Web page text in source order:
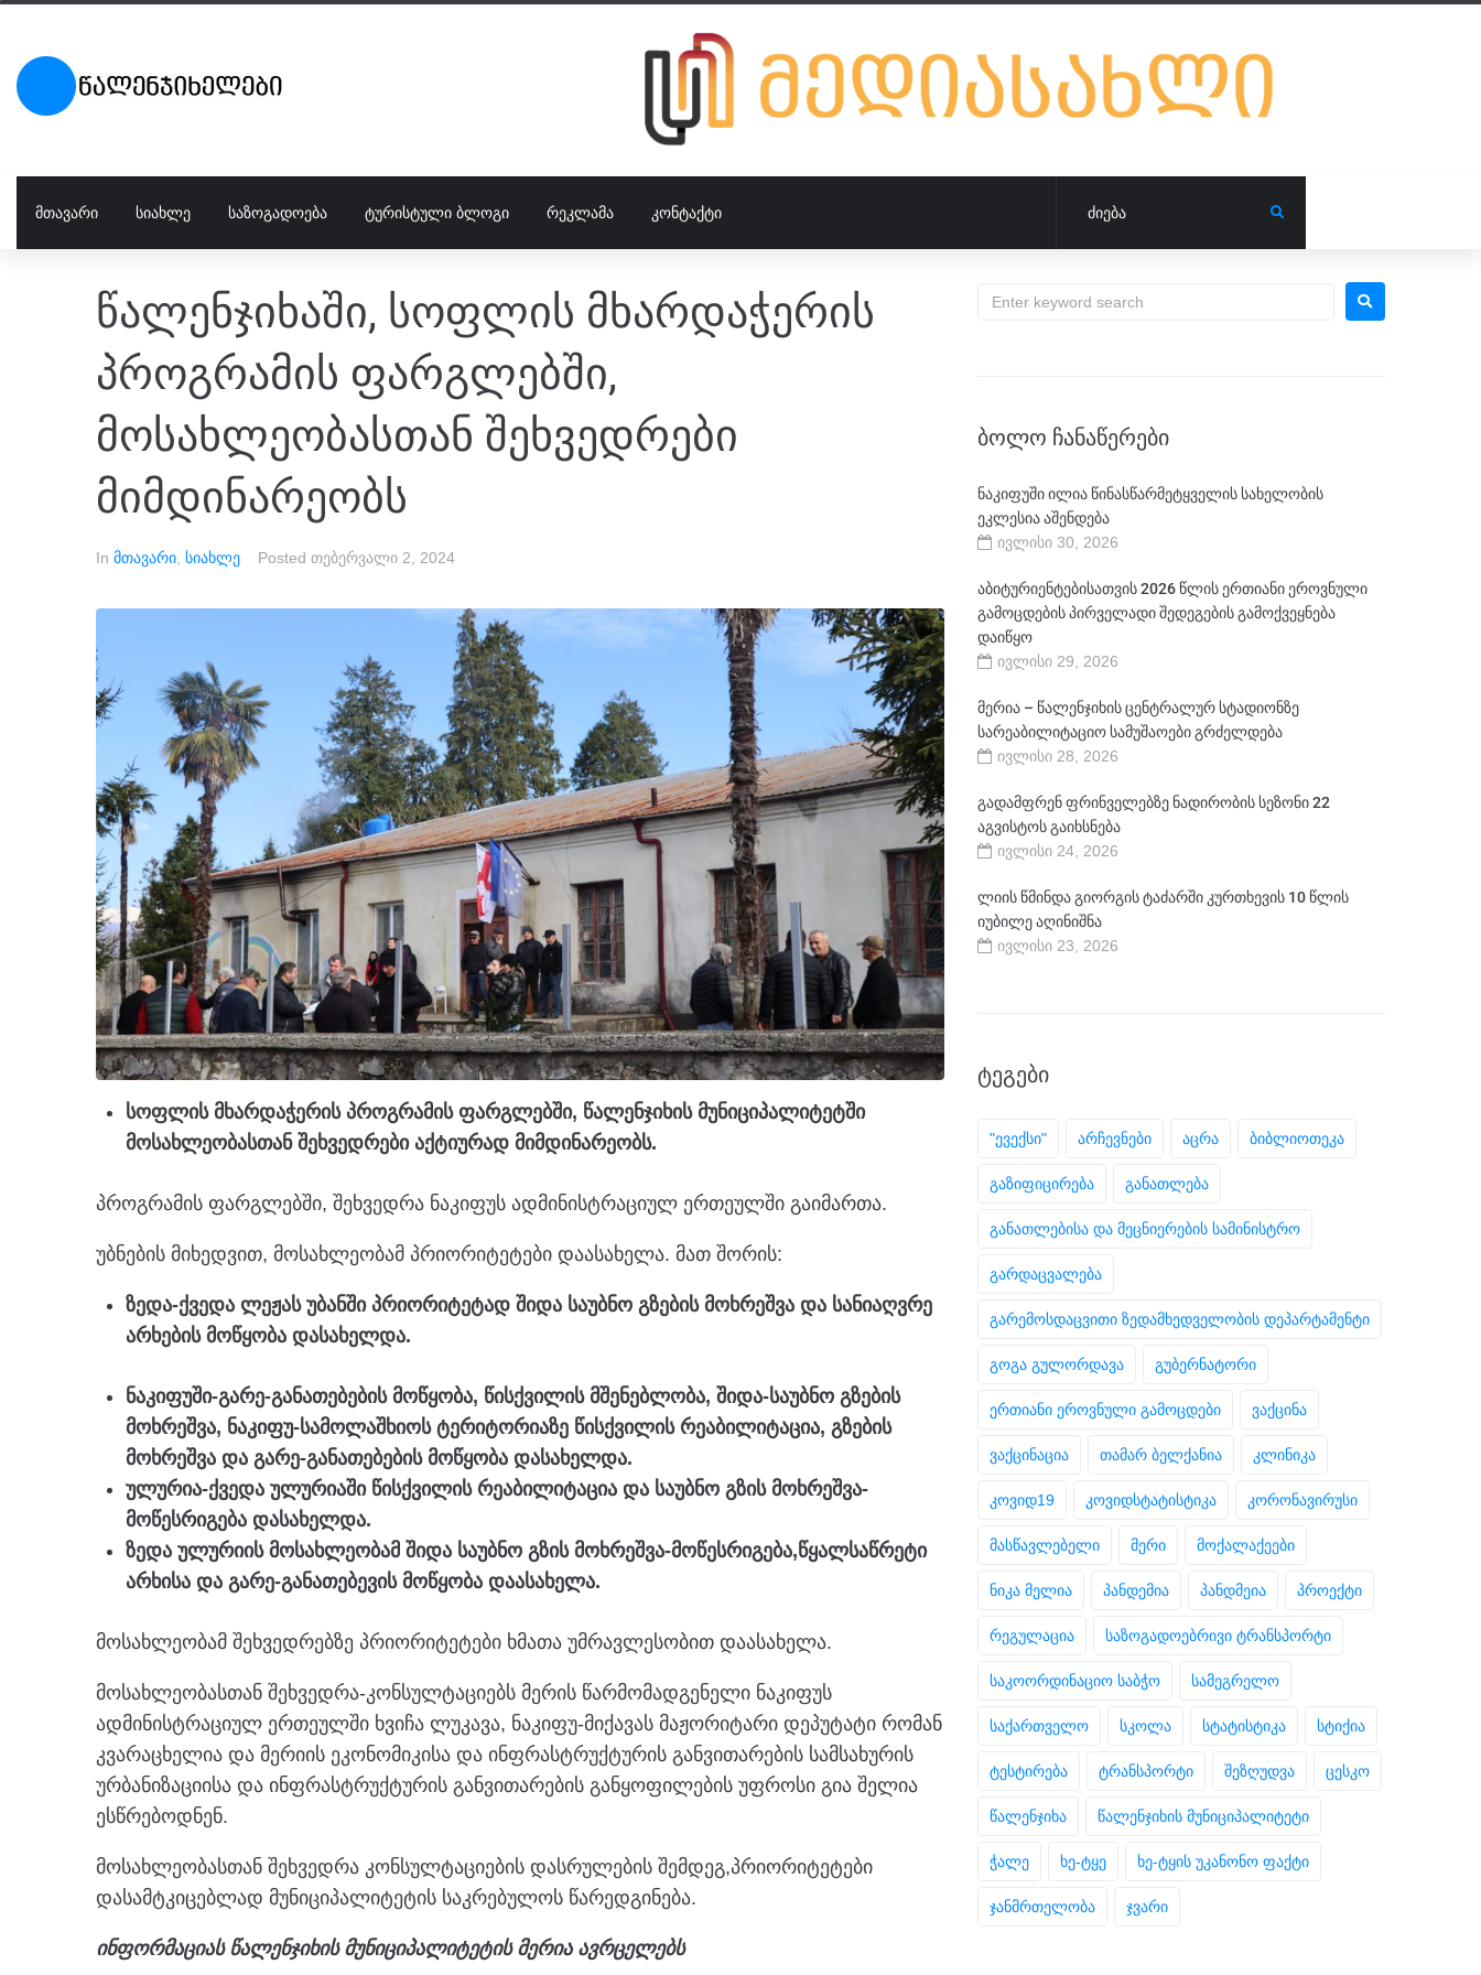
ᲛᲗᲐᲕᲐᲠᲘ ᲡᲘᲐᲮᲚᲔ ᲡᲐᲖᲝᲒᲐᲓᲝᲔᲑᲐ ᲢᲣᲠᲘᲡᲢᲣᲚᲘ ᲑᲚᲝᲒᲘ ᲠᲔᲙᲚᲐᲛᲐ ᲙᲝᲜᲢᲐᲥᲢᲘ
წალენჯიხაში, სოფლის მხარდაჭერის
პროგრამის ფარგლებში,
მოსახლეობასთან შეხვედრები
მიმდინარეობს
In მთავარი სიახლე Posted თებერვალი 2, 2024
სოფლის მხარდაჭერის პროგრამის ფარგლებში, წალენჯიხის მუნიციპალიტეტში
მოსახლეობასთან შეხვედრები აქტიურად მიმდინარეობს.
პროგრამის ფარგლებში, შეხვედრა ნაკიფუს ადმინისტრაციულ ერთეულში გაიმართა.
უბნების მიხედვით, მოსახლეობამ პრიორიტეტები დაასახელა. მათ შორის:
ზედა-ქვედა ლეჟას უბანში პრიორიტეტად შიდა საუბნო გზების მოხრეშვა და სანიაღვრე
არხების მოწყობა დასახელდა.
ნაკიფუში-გარე-განათებების მოწყობა, წისქვილის მშენებლობა, შიდა-საუბნო გზების
მოხრეშვა, ნაკიფუ-სამოლაშხიოს ტერიტორიაზე წისქვილის რეაბილიტაცია, გზების
მოხრეშვა და გარე-განათებების მოწყობა დასახელდა.
ულურია-ქვედა ულურიაში წისქვილის რეაბილიტაცია და საუბნო გზის მოხრეშვა-
მოწესრიგება დასახელდა.
ზედა ულურიის მოსახლეობამ შიდა საუბნო გზის მოხრეშვა-მოწესრიგება,წყალსაწრეტი
არხისა და გარე-განათებევის მოწყობა დაასახელა.
მოსახლეობამ შეხვედრებზე პრიორიტეტები ხმათა უმრავლესობით დაასახელა.
მოსახლეობასთან შეხვედრა-კონსულტაციებს მერის წარმომადგენელი ნაკიფუს
ადმინისტრაციულ ერთეულში ხვიჩა ლუკავა, ნაკიფუ-მიქავას მაჟორიტარი დეპუტატი რომან
კვარაცხელია და მერიის ეკონომიკისა და ინფრასტრუქტურის განვითარების სამსახურის
ურბანიზაციისა და ინფრასტრუქტურის განვითარების განყოფილების უფროსი გია შელია
ესწრებოდნენ.
მოსახლეობასთან შეხვედრა კონსულტაციების დასრულების შემდეგ,პრიორიტეტები
დასამტკიცებლად მუნიციპალიტეტის საკრებულოს წარედგინება.
ინფორმაციას წალენჯიხის მუნიციპალიტეტის მერია ავრცელებს
ᲑᲝᲚᲝ ᲩᲐᲜᲐᲬᲔᲠᲔᲑᲘ
ნაკიფუში ილია წინასწარმეტყველის სახელობის
ეკლესია აშენდება
ივლისი 30, 2026
აბიტურიენტებისათვის 2026 წლის ერთიანი ეროვნული
გამოცდების პირველადი შედეგების გამოქვეყნება
დაიწყო
ივლისი 29, 2026
მერია – წალენჯიხის ცენტრალურ სტადიონზე
სარეაბილიტაციო სამუშაოები გრძელდება
ივლისი 28, 2026
გადამფრენ ფრინველებზე ნადირობის სეზონი 22
აგვისტოს გაიხსნება
ივლისი 24, 2026
ლიის წმინდა გიორგის ტაძარში კურთხევის 10 წლის
იუბილე აღინიშნა
ივლისი 23, 2026
ᲢᲔᲒᲔᲑᲘ
"ევექსი" არჩევნები აცრა ბიბლიოთეკა
გაზიფიცირება განათლება
განათლებისა და მეცნიერების სამინისტრო
გარდაცვალება
გარემოსდაცვითი ზედამხედველობის დეპარტამენტი
გოგა გულორდავა გუბერნატორი
ერთიანი ეროვნული გამოცდები ვაქცინა
ვაქცინაცია თამარ ბელქანია კლინიკა
კოვიდ19 კოვიდსტატისტიკა კორონავირუსი
მასწავლებელი მერი მოქალაქეები
ნიკა მელია პანდემია პანდმეია პროექტი
რეგულაცია საზოგადოებრივი ტრანსპორტი
საკოორდინაციო საბჭო სამეგრელო
საქართველო სკოლა სტატისტიკა სტიქია
ტესტირება ტრანსპორტი შეზღუდვა ცესკო
წალენჯიხა წალენჯიხის მუნიციპალიტეტი
ჭალე ხე-ტყე ხე-ტყის უკანონო ფაქტი
ჯანმრთელობა ჯვარი